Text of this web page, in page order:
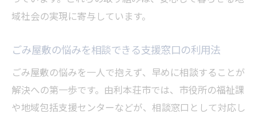
域社会の実現に寄与しています。
ごみ屋敷の悩みを相談できる支援窓口の利用法
ごみ屋敷の悩みを一人で抱えず、早めに相談することが
解決への第一歩です。由利本荘市では、市役所の福祉課
や地域包括支援センターなどが、相談窓口として対応し